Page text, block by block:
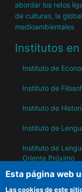
abordar los retos
de culturas, la
medioambientales
Institutos en
Instituto de
Instituto de
Instituto de
Instituto de
Instituto de
Oriente Próximo
Instituto de
Esta página web
Las cookies de este